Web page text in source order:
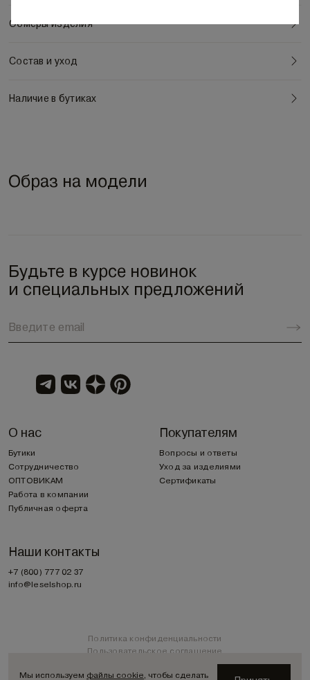
Обмеры изделия
Состав и уход
Наличие в бутиках
Образ на модели
Будьте в курсе новинок
и специальных предложений
О нас
Бутики
Сотрудничество
ОПТОВИКАМ
Работа в компании
Публичная оферта
Покупателям
Вопросы и ответы
Уход за изделиями
Сертификаты
Наши контакты
+7 (800) 777 02 37
info@leselshop.ru
Политика конфиденциальности
Пользовательское соглашение
Мы используем файлы cookie, чтобы сделать